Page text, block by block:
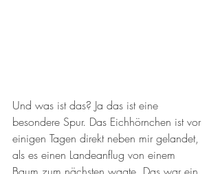
Und was ist das? Ja das ist eine
besondere Spur. Das Eichhörnchen ist vor
einigen Tagen direkt neben mir gelandet,
als es einen Landeanflug von einem